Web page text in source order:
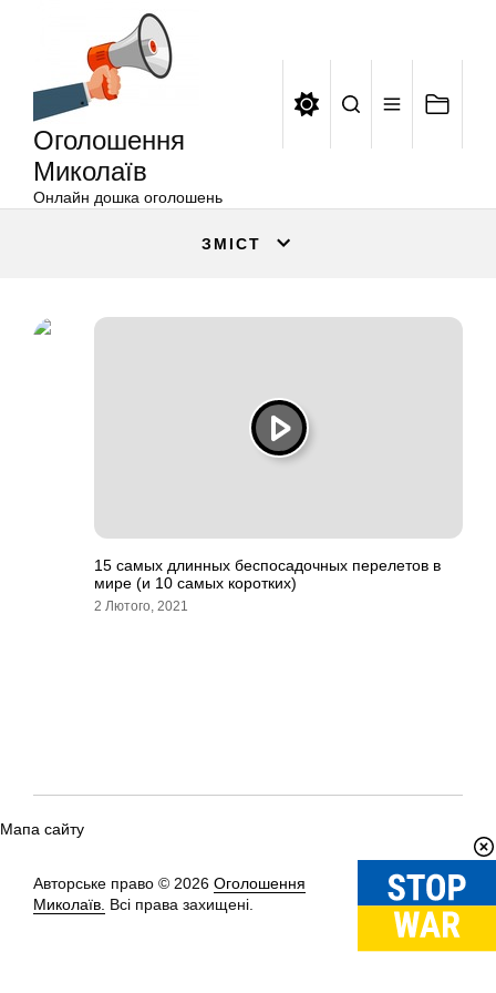
Оголошення
Миколаїв
Онлайн дошка оголошень
ЗМІСТ
15 самых длинных беспосадочных перелетов в
мире (и 10 самых коротких)
2 Лютого, 2021
Мапа сайту
Авторське право © 2026 Оголошення
Миколаїв. Всі права захищені.
Вгору↑